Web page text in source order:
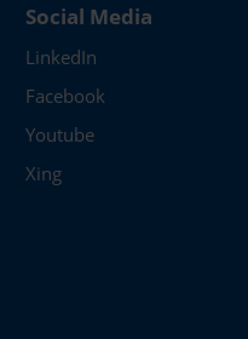
Social Media
LinkedIn
Facebook
Youtube
Xing